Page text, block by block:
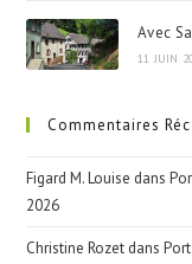
Avec
11 JUIN
Commentaires
Figard M. Louise dans
2026
Christine Rozet dans